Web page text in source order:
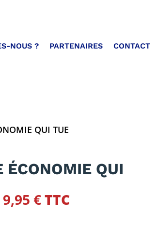
NOUS ? PARTENAIRES CONTACT
QUI TUE
ÉCONOMIE QUI
Le
9,95 €Le
TTC